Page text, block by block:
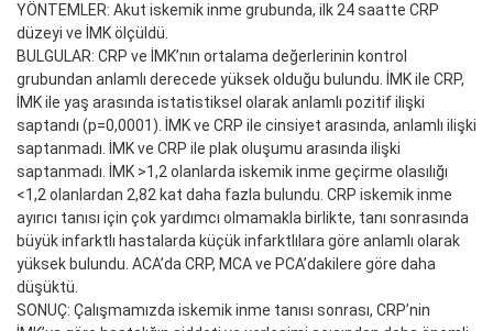
YÖNTEMLER: Akut iskemik inme grubunda, ilk 24 saatte CRP
düzeyi ve İMK ölçüldü.
BULGULAR: CRP ve İMK’nın ortalama değerlerinin kontrol
grubundan anlamlı derecede yüksek olduğu bulundu. İMK ile CRP,
İMK ile yaş arasında istatistiksel olarak anlamlı pozitif ilişki
saptandı (p=0,0001). İMK ve CRP ile cinsiyet arasında, anlamlı ilişki
saptanmadı. İMK ve CRP ile plak oluşumu arasında ilişki
saptanmadı. İMK >1,2 olanlarda iskemik inme geçirme olasılığı
<1,2 olanlardan 2,82 kat daha fazla bulundu. CRP iskemik inme
ayırıcı tanısı için çok yardımcı olmamakla birlikte, tanı sonrasında
büyük infarktlı hastalarda küçük infarktlılara göre anlamlı olarak
yüksek bulundu. ACA’da CRP, MCA ve PCA’dakilere göre daha
düşüktü.
SONUÇ: Çalışmamızda iskemik inme tanısı sonrası, CRP’nin